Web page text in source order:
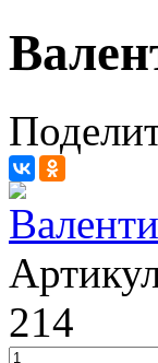
214